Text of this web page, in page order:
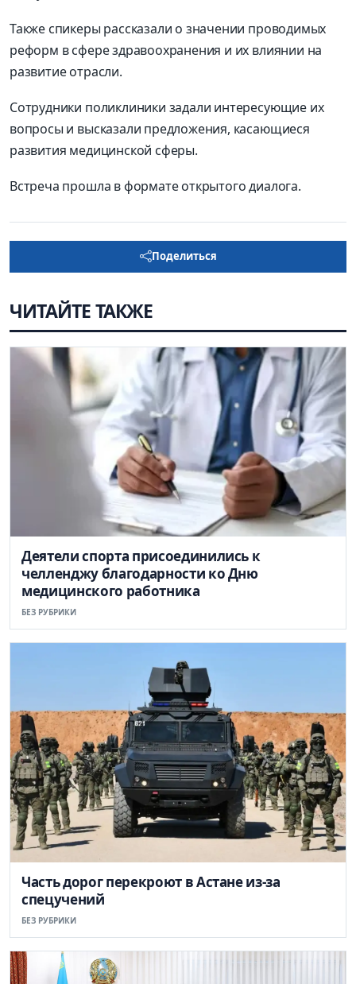
Также спикеры рассказали о значении проводимых
реформ в сфере здравоохранения и их влиянии на
развитие отрасли.
Сотрудники поликлиники задали интересующие их
вопросы и высказали предложения, касающиеся
развития медицинской сферы.
Встреча прошла в формате открытого диалога.
Поделиться
ЧИТАЙТЕ ТАКЖЕ
Деятели спорта присоединились к
челленджу благодарности ко Дню
медицинского работника
БЕЗ РУБРИКИ
Часть дорог перекроют в Астане из-за
спецучений
БЕЗ РУБРИКИ